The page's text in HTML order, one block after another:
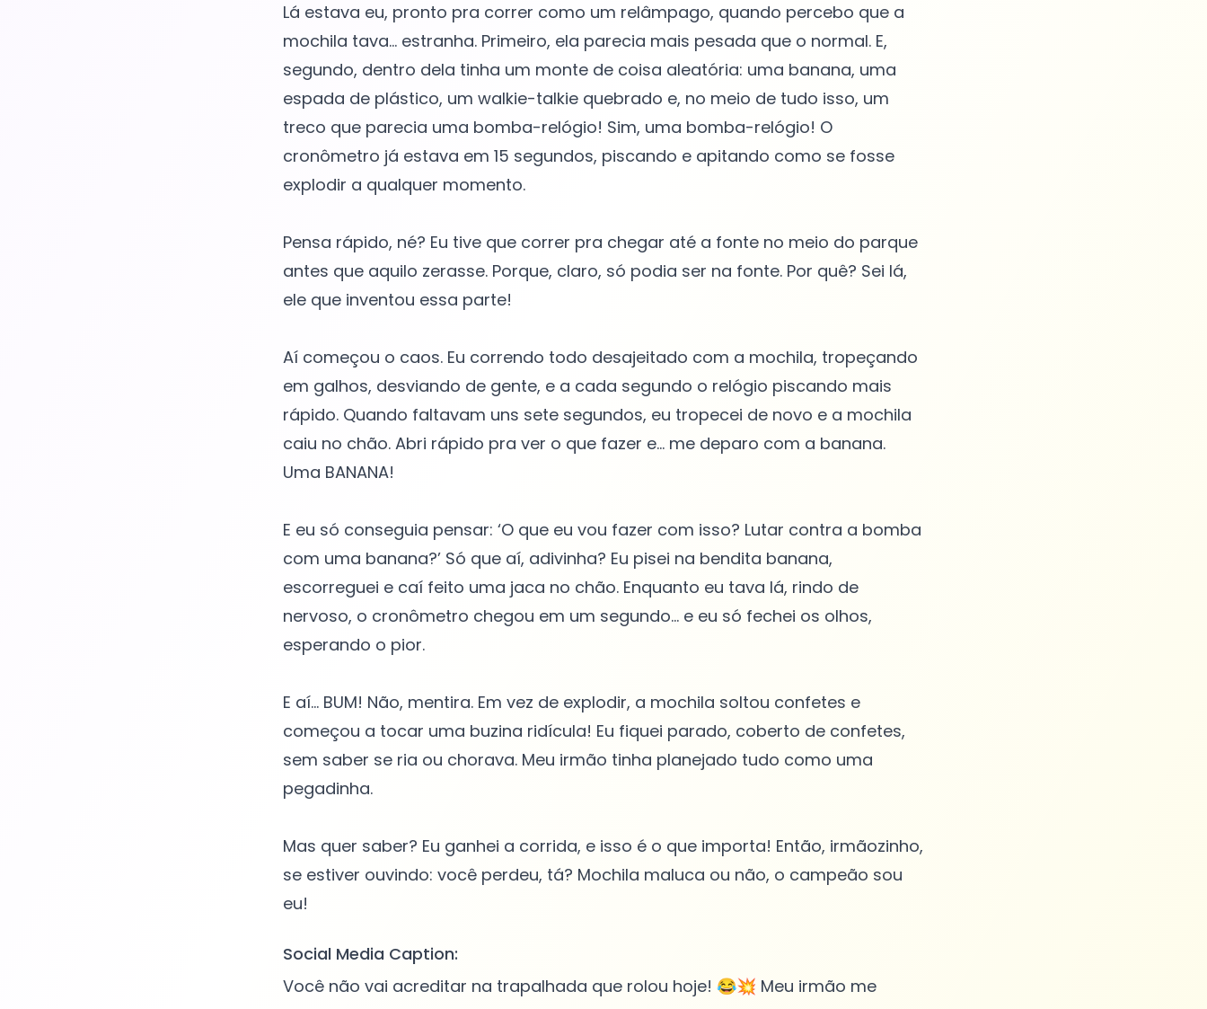
Lá estava eu, pronto pra correr como um relâmpago, quando percebo que a
mochila tava... estranha. Primeiro, ela parecia mais pesada que o normal. E,
segundo, dentro dela tinha um monte de coisa aleatória: uma banana, uma
espada de plástico, um walkie-talkie quebrado e, no meio de tudo isso, um
treco que parecia uma bomba-relógio! Sim, uma bomba-relógio! O
cronômetro já estava em 15 segundos, piscando e apitando como se fosse
explodir a qualquer momento.
Pensa rápido, né? Eu tive que correr pra chegar até a fonte no meio do parque
antes que aquilo zerasse. Porque, claro, só podia ser na fonte. Por quê? Sei lá,
ele que inventou essa parte!
Aí começou o caos. Eu correndo todo desajeitado com a mochila, tropeçando
em galhos, desviando de gente, e a cada segundo o relógio piscando mais
rápido. Quando faltavam uns sete segundos, eu tropecei de novo e a mochila
caiu no chão. Abri rápido pra ver o que fazer e... me deparo com a banana.
Uma BANANA!
E eu só conseguia pensar: ‘O que eu vou fazer com isso? Lutar contra a bomba
com uma banana?’ Só que aí, adivinha? Eu pisei na bendita banana,
escorreguei e caí feito uma jaca no chão. Enquanto eu tava lá, rindo de
nervoso, o cronômetro chegou em um segundo... e eu só fechei os olhos,
esperando o pior.
E aí... BUM! Não, mentira. Em vez de explodir, a mochila soltou confetes e
começou a tocar uma buzina ridícula! Eu fiquei parado, coberto de confetes,
sem saber se ria ou chorava. Meu irmão tinha planejado tudo como uma
pegadinha.
Mas quer saber? Eu ganhei a corrida, e isso é o que importa! Então, irmãozinho,
se estiver ouvindo: você perdeu, tá? Mochila maluca ou não, o campeão sou
Social Media Caption:
Você não vai acreditar na trapalhada que rolou hoje! 😂💥 Meu irmão me